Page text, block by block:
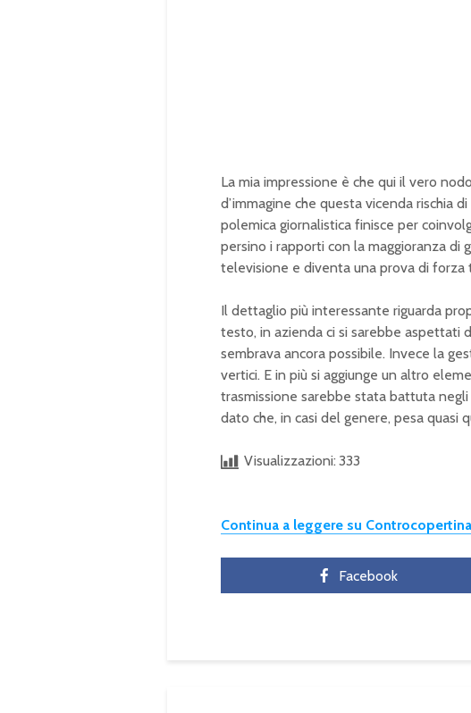
La mia impressione è che qui il vero
d’immagine che questa vicenda rischia
polemica giornalistica finisce per
persino i rapporti con la maggioranza di
televisione e diventa una prova di
Il dettaglio più interessante riguarda
testo, in azienda ci si sarebbe aspettati
sembrava ancora possibile. Invece la
vertici. E in più si aggiunge un altro
trasmissione sarebbe stata battuta
dato che, in casi del genere, pesa quasi
Visualizzazioni: 333
Continua a leggere su
Facebook